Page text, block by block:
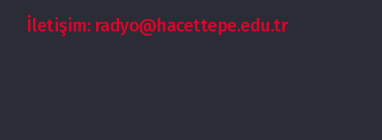
İletişim: radyo@hacettepe.edu.tr